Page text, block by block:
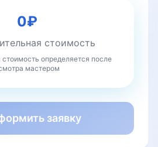
0₽
стоимость
определяется после
мастером
заявку